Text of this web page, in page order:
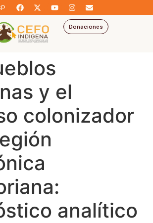
Donaciones
y el
colonizador
analítico